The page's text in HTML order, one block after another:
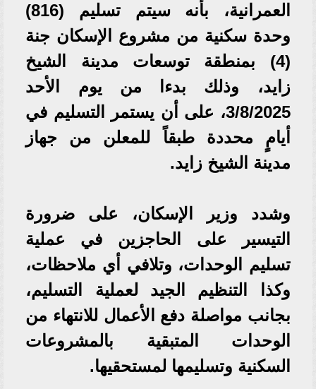
العمرانية، بأنه سيتم تسليم (816)
وحدة سكنية من مشروع الإسكان جنة
(4) بمنطقة توسعات مدينة الشيخ
زايد، وذلك بدءا من يوم الأحد
3/8/2025، على أن يستمر التسليم في
أيامٍ محددة طبقاً للمعلن من جهاز
مدينة الشيخ زايد.
وشدد وزير الإسكان، على ضرورة
التيسير على الحاجزين في عملية
تسليم الوحدات، وتلافي أي ملاحظات،
وكذا التنظيم الجيد لعملية التسليم،
بجانب مواصلة دفع الأعمال للانتهاء من
الوحدات المتبقية بالمشروعات
السكنية وتسليمها لمستحقيها.